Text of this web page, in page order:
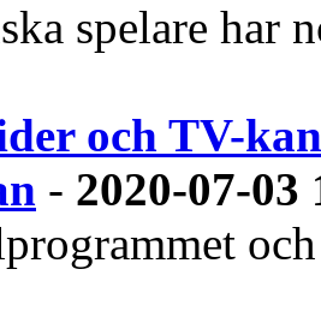
spelare har
och TV-
- 2020-07-03